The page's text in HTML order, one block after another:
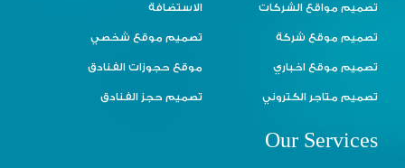
تصميم مواقع الشركات الاستضافة
تصميم موقع شركة تصميم موقع شخصي
تصميم موقع اخباري موقع حجوزات الفنادق
تصميم متاجر الكتروني تصميم حجز الفنادق
Our Services